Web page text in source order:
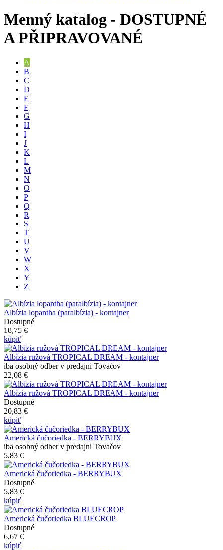
Menný katalog - DOSTUPNÉ
A PŘIPRAVOVANÉ
A
B
C
D
E
F
G
H
I
J
K
L
M
N
O
P
Q
R
S
T
U
V
W
X
Y
Z
Albízia lopantha (paralbízia) - kontajner
Dostupné
18,75 €
kúpiť
Albízia ružová TROPICAL DREAM - kontajner
iba osobný odber v predajni Tovačov
22,08 €
Albízia ružová TROPICAL DREAM - kontajner
Dostupné
20,83 €
kúpiť
Americká čučoriedka - BERRYBUX
iba osobný odber v predajni Tovačov
5,83 €
Americká čučoriedka - BERRYBUX
Dostupné
5,83 €
kúpiť
Americká čučoriedka BLUECROP
Dostupné
6,67 €
kúpiť